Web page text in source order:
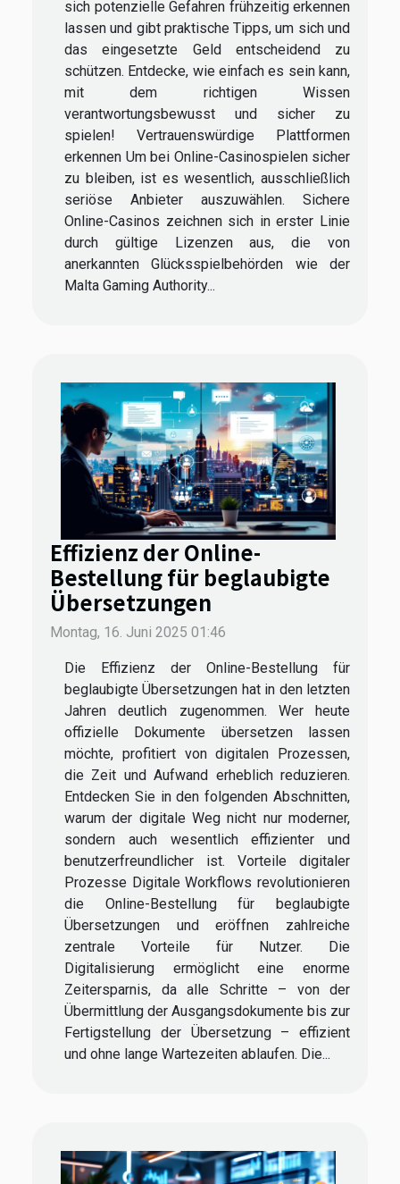
sich potenzielle Gefahren frühzeitig erkennen
lassen und gibt praktische Tipps, um sich und
das eingesetzte Geld entscheidend zu
schützen. Entdecke, wie einfach es sein kann,
mit dem richtigen Wissen
verantwortungsbewusst und sicher zu
spielen! Vertrauenswürdige Plattformen
erkennen Um bei Online-Casinospielen sicher
zu bleiben, ist es wesentlich, ausschließlich
seriöse Anbieter auszuwählen. Sichere
Online-Casinos zeichnen sich in erster Linie
durch gültige Lizenzen aus, die von
anerkannten Glücksspielbehörden wie der
Malta Gaming Authority...
Effizienz der Online-
Bestellung für beglaubigte
Übersetzungen
Montag, 16. Juni 2025 01:46
Die Effizienz der Online-Bestellung für
beglaubigte Übersetzungen hat in den letzten
Jahren deutlich zugenommen. Wer heute
offizielle Dokumente übersetzen lassen
möchte, profitiert von digitalen Prozessen,
die Zeit und Aufwand erheblich reduzieren.
Entdecken Sie in den folgenden Abschnitten,
warum der digitale Weg nicht nur moderner,
sondern auch wesentlich effizienter und
benutzerfreundlicher ist. Vorteile digitaler
Prozesse Digitale Workflows revolutionieren
die Online-Bestellung für beglaubigte
Übersetzungen und eröffnen zahlreiche
zentrale Vorteile für Nutzer. Die
Digitalisierung ermöglicht eine enorme
Zeitersparnis, da alle Schritte – von der
Übermittlung der Ausgangsdokumente bis zur
Fertigstellung der Übersetzung – effizient
und ohne lange Wartezeiten ablaufen. Die...